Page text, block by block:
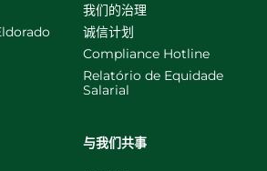
我们的治理
诚信计划
Compliance Hotline
Relatório de Equidade
Salarial
与我们共事